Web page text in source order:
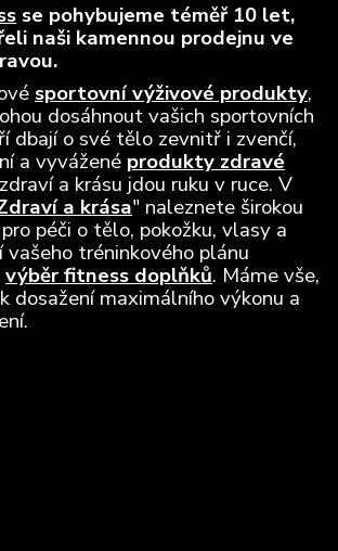
se pohybujeme téměř 10 let,
naši kamennou prodejnu ve
sportovní výživové produkty,
dosáhnout vašich sportovních
dbají o své tělo zevnitř i zvenčí,
a vyvážené produkty zdravé
a krásu jdou ruku v ruce. V
a krása" naleznete širokou
péči o tělo, pokožku, vlasy a
vašeho tréninkového plánu
výběr fitness doplňků. Máme vše,
dosažení maximálního výkonu a